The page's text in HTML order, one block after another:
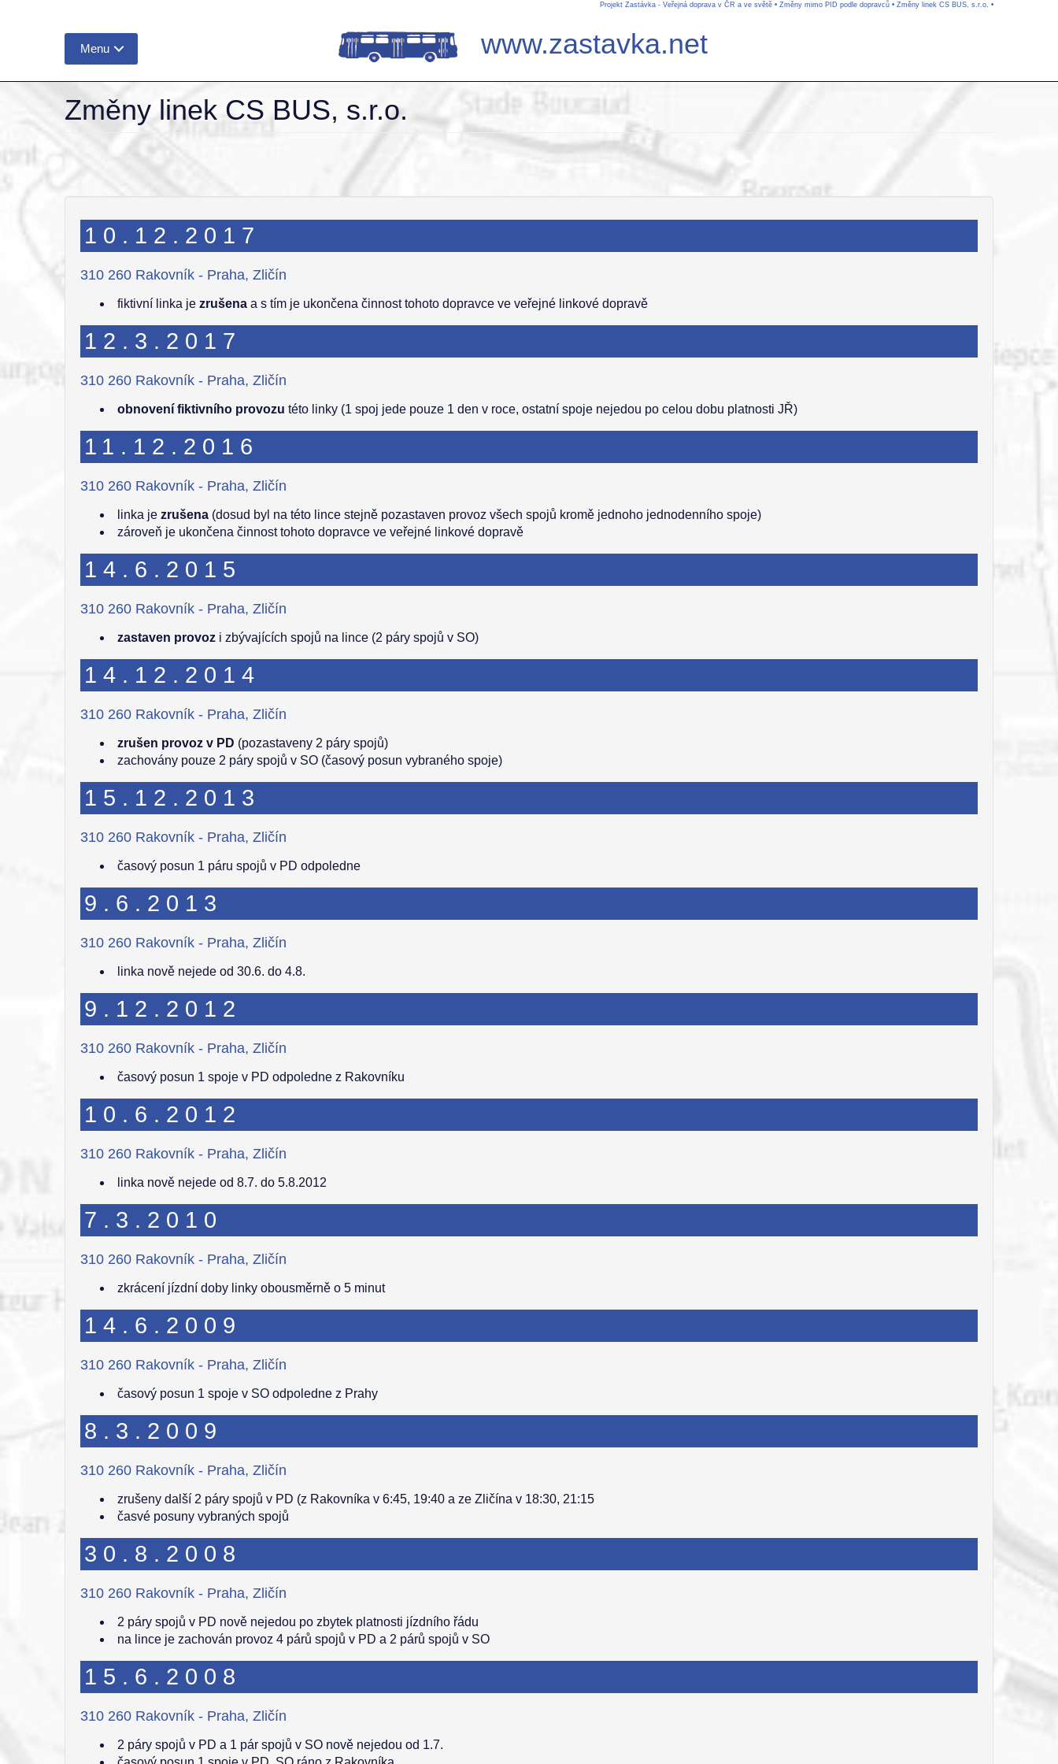
Projekt Zastávka - Veřejná doprava v ČR a ve světě• Změny mimo PID podle dopravců• Změny linek CS BUS, s.r.o. •
Menu www.zastavka.net
Změny linek CS BUS, s.r.o.
10.12.2017
310 260 Rakovník - Praha, Zličín
fiktivní linka jezrušena a s tím je ukončena činnost tohoto dopravce ve veřejné linkové dopravě
12.3.2017
310 260 Rakovník - Praha, Zličín
obnovení fiktivního provozu této linky (1 spoj jede pouze 1 den v roce, ostatní spoje nejedou po celou dobu platnosti JŘ)
11.12.2016
310 260 Rakovník - Praha, Zličín
linka jezrušena (dosud byl na této lince stejně pozastaven provoz všech spojů kromě jednoho jednodenního spoje)
zároveň je ukončena činnost tohoto dopravce ve veřejné linkové dopravě
14.6.2015
310 260 Rakovník - Praha, Zličín
zastaven provoz i zbývajících spojů na lince (2 páry spojů v SO)
14.12.2014
310 260 Rakovník - Praha, Zličín
zrušen provoz v PD (pozastaveny 2 páry spojů)
zachovány pouze 2 páry spojů v SO (časový posun vybraného spoje)
15.12.2013
310 260 Rakovník - Praha, Zličín
časový posun 1 páru spojů v PD odpoledne
9.6.2013
310 260 Rakovník - Praha, Zličín
linka nově nejede od 30.6. do 4.8.
9.12.2012
310 260 Rakovník - Praha, Zličín
časový posun 1 spoje v PD odpoledne z Rakovníku
10.6.2012
310 260 Rakovník - Praha, Zličín
linka nově nejede od 8.7. do 5.8.2012
7.3.2010
310 260 Rakovník - Praha, Zličín
zkrácení jízdní doby linky obousměrně o 5 minut
14.6.2009
310 260 Rakovník - Praha, Zličín
časový posun 1 spoje v SO odpoledne z Prahy
8.3.2009
310 260 Rakovník - Praha, Zličín
zrušeny další 2 páry spojů v PD (z Rakovníka v 6:45, 19:40 a ze Zličína v 18:30, 21:15
časvé posuny vybraných spojů
30.8.2008
310 260 Rakovník - Praha, Zličín
2 páry spojů v PD nově nejedou po zbytek platnosti jízdního řádu
na lince je zachován provoz 4 párů spojů v PD a 2 párů spojů v SO
15.6.2008
310 260 Rakovník - Praha, Zličín
2 páry spojů v PD a 1 pár spojů v SO nově nejedou od 1.7.